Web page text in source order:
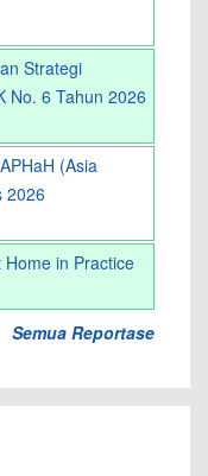
Strategi
No. 6 Tahun 2026
(Asia
2026
in Practice
Semua Reportase